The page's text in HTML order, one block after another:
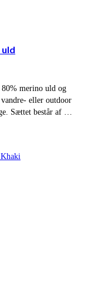
merino uld og
eller outdoor
Sættet består af …